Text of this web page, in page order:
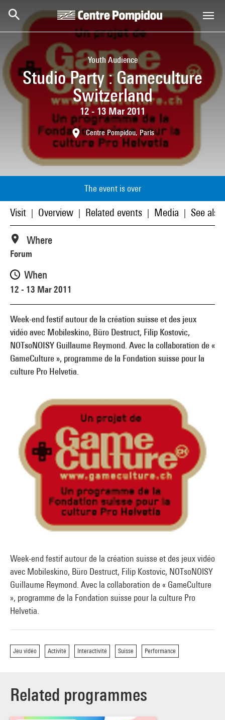
Youth Audience
Studio Party : Gameculture
Switzerland
12 - 13 Mar 2011
Centre Pompidou, Paris
The event is over
Visit Overview Related events Media See also
Week-end festif autour de la création suisse et des jeux
vidéo avec Mobileskino, Büro Destruct, Filip Kostovic,
NOTsoNOISY Guillaume Reymond. Avec la collaboration de «
GameCulture », programme de la Fondation suisse pour la
culture Pro Helvetia.
Week-end festif autour de la création suisse et des jeux vidéo
avec Mobileskino, Büro Destruct, Filip Kostovic, NOTsoNOISY
Guillaume Reymond. Avec la collaboration de « GameCulture
», programme de la Fondation suisse pour la culture Pro
Helvetia.
Jeu vidéo Activité Interactivité Suisse Performance
Where
Forum
When
12 - 13 Mar 2011
Related programmes